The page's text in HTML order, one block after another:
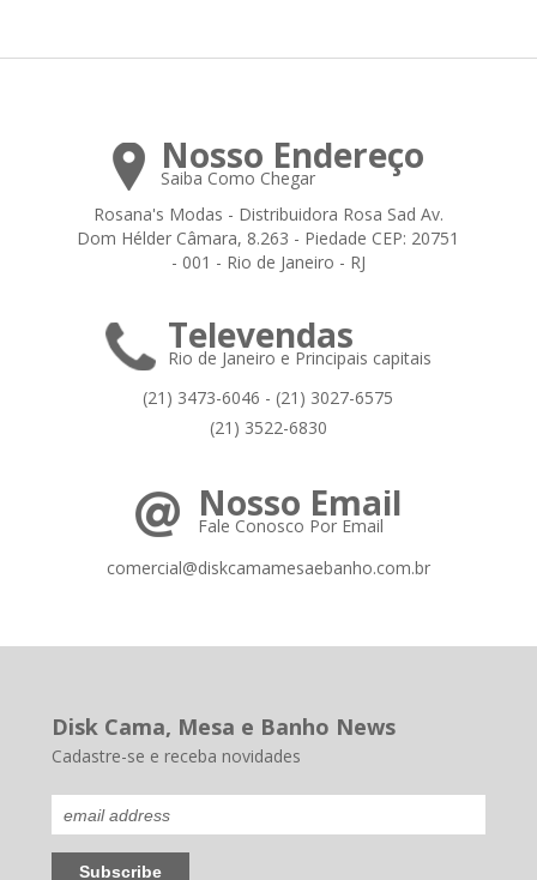
Nosso Endereço
Saiba Como Chegar
Rosana's Modas - Distribuidora Rosa Sad Av.
Dom Hélder Câmara, 8.263 - Piedade CEP: 20751
- 001 - Rio de Janeiro - RJ
Televendas
Rio de Janeiro e Principais capitais
(21) 3473-6046 - (21) 3027-6575
(21) 3522-6830
Nosso Email
Fale Conosco Por Email
comercial@diskcamamesaebanho.com.br
Disk Cama, Mesa e Banho News
Cadastre-se e receba novidades